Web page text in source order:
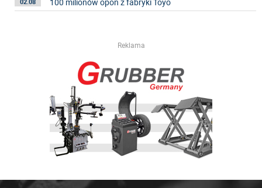
02.08 100 milionów opon z fabryki Toyo
Reklama